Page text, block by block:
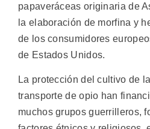
papaveráceas originaria de
la elaboración de morfina y
de los consumidores
de Estados Unidos.
La protección del cultivo de
transporte de opio han
muchos grupos guerrilleros,